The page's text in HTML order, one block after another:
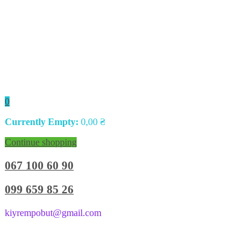
0
Currently Empty: 0,00 ₴
Continue shopping
067 100 60 90
099 659 85 26
kiyrempobut@gmail.com